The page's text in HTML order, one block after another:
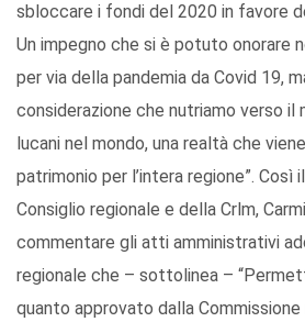
sbloccare i fondi del 2020 in favore
Un impegno che si è potuto onorare
per via della pandemia da Covid 19,
considerazione che nutriamo verso il
lucani nel mondo, una realtà che
patrimonio per l’intera regione”. Così
Consiglio regionale e della Crlm,
commentare gli atti amministrativi
regionale che – sottolinea –
quanto approvato dalla